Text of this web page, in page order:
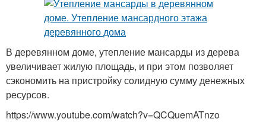
В деревянном доме, утепление мансарды из дерева
увеличивает жилую площадь, и при этом позволяет
сэкономить на пристройку солидную сумму денежных
ресурсов.
https://www.youtube.com/watch?v=QCQuemATnzo